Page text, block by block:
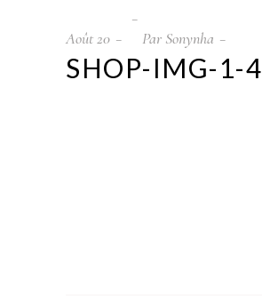
Août20 Par Sonynha
SHOP-IMG-1-4